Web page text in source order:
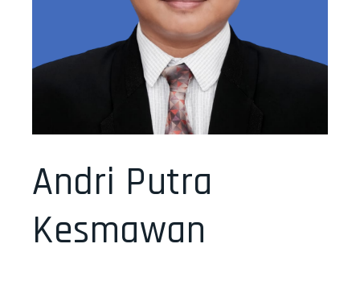
Andri Putra
Kesmawan